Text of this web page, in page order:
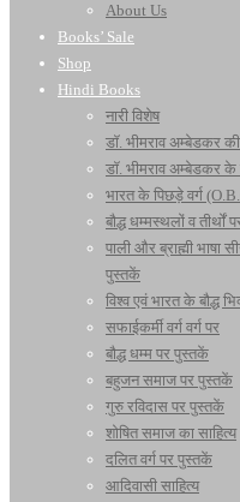
About Us
Books’ Sale
Shop
Hindi Books
नारी विशेष
डॉ. भीमराव अम्बेडकर
डॉ. भीमराव अम्बेडकर के
भारत के पिछड़े वर्ग
बौद्ध धम्मस्थलों व तीर्थों
पाली और ब्राह्मी
पुस्तकें
विश्व एवं भारत के बौद्ध
सफाईकर्मी वर्ग वर्ग पर
बौद्ध धम्म पर पुस्तकें
बहुजन समाज पर पुस्तकें
गुरु रविदास पर पुस्तकें
शोषित समाज का साहित्य
दलित वर्ग पर पुस्तकें
आदिवासी साहित्य